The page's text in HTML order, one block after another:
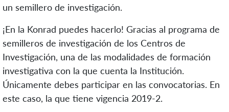
un semillero de investigación.
¡En la Konrad puedes hacerlo! Gracias al programa de
semilleros de investigación de los Centros de
Investigación, una de las modalidades de formación
investigativa con la que cuenta la Institución.
Únicamente debes participar en las convocatorias. En
este caso, la que tiene vigencia 2019-2.